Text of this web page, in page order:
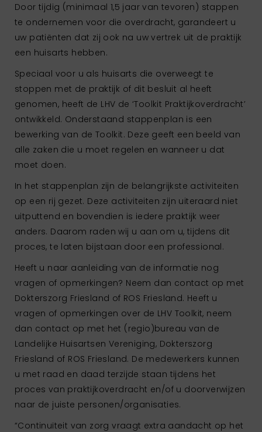
Door tijdig (minimaal 1,5 jaar van tevoren) stappen
te ondernemen voor die overdracht, garandeert u
uw patiënten dat zij ook na uw vertrek uit de praktijk
een huisarts hebben.
Speciaal voor u als huisarts die overweegt te
stoppen met de praktijk of dit besluit al heeft
genomen, heeft de LHV de ‘Toolkit Praktijkoverdracht’
ontwikkeld. Onderstaand stappenplan is een
bewerking van de Toolkit. Deze geeft een beeld van
alle zaken die u moet regelen en wanneer u dat
moet doen.
In het stappenplan zijn de belangrijkste activiteiten
op een rij gezet. Deze activiteiten zijn uiteraard niet
uitputtend en bovendien is iedere praktijk weer
anders. Daarom raden wij u aan om u, tijdens dit
proces, te laten bijstaan door een professional.
Heeft u naar aanleiding van de informatie nog
vragen of opmerkingen? Neem dan contact op met
Dokterszorg Friesland of ROS Friesland. Heeft u
vragen of opmerkingen over de LHV Toolkit, neem
dan contact op met het (regio)bureau van de
Landelijke Huisartsen Vereniging, Dokterszorg
Friesland of ROS Friesland. De medewerkers kunnen
u met raad en daad terzijde staan tijdens het
proces van praktijkoverdracht en/of u doorverwijzen
naar de juiste personen/organisaties.
“Continuïteit van zorg vraagt extra aandacht op het